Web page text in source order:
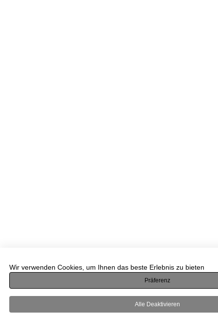
Wir verwenden Cookies, um Ihnen das beste Erlebnis zu bieten
Präferenz
Alle Deaktivieren